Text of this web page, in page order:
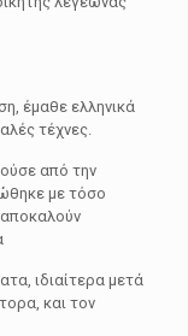
έμαθε ελληνικά
τέχνες.
από την
με τόσο
ιδιαίτερα μετά
και τον